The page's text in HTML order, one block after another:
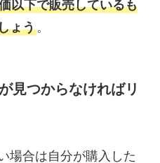
以下で販売しているも
ょう。
見つからなければリ
場合は自分が購入した